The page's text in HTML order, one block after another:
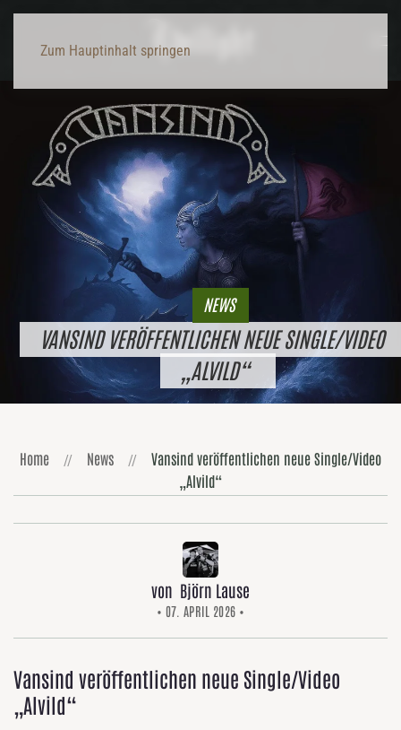
Zum Hauptinhalt springen
NEWS
VANSIND VERÖFFENTLICHEN NEUE SINGLE/VIDEO
„ALVILD“
Home News
Vansind veröffentlichen neue Single/Video
„Alvild“
von Björn Lause
• 07. APRIL 2026 •
Vansind veröffentlichen neue Single/Video
„Alvild“